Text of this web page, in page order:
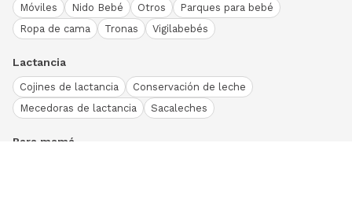
Móviles
Nido Bebé Otros
Parques para bebé
Ropa de cama
Tronas Vigilabebés
Lactancia
Cojines de lactancia
Conservación de leche
Mecedoras de lactancia
Sacaleches
Para mamá